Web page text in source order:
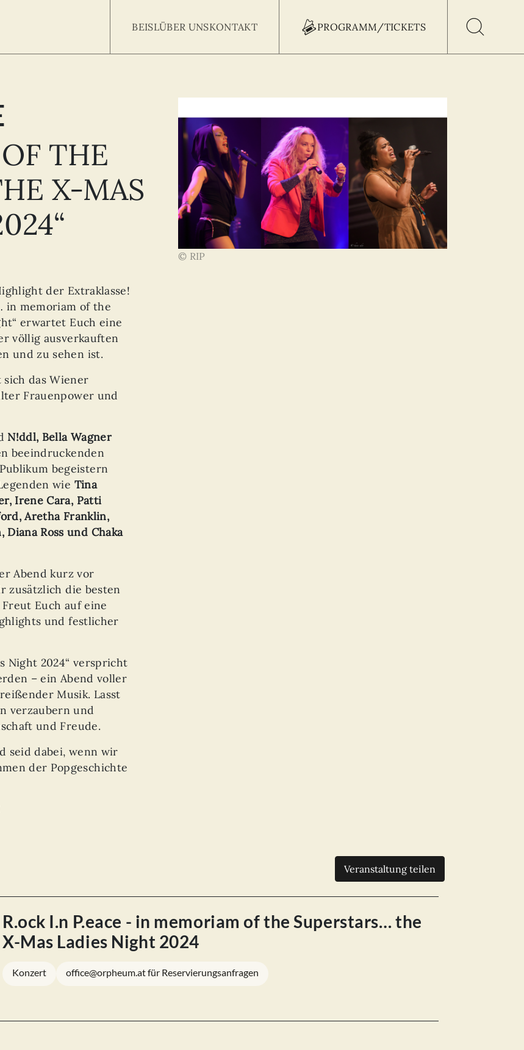
BEISLÜBER UNSKONTAKT PROGRAMM/TICKETS
THE
X-MAS
der Extraklasse!
in memoriam of the
erwartet Euch eine
völlig ausverkauften
und zu sehen ist.
sich das Wiener
Frauenpower und
N!ddl, Bella Wagner
beeindruckenden
begeistern
wie Tina
Irene Cara, Patti
Aretha Franklin,
Ross und Chaka
Abend kurz vor
zusätzlich die besten
Euch auf eine
und festlicher
Night 2024“ verspricht
– ein Abend voller
Musik. Lasst
verzaubern und
und Freude.
seid dabei, wenn wir
der Popgeschichte
© RIP
Veranstaltung teilen
R.ock I.n P.eace - in memoriam of the Superstars… the
X-Mas Ladies Night 2024
Konzert office@orpheum.at für Reservierungsanfragen